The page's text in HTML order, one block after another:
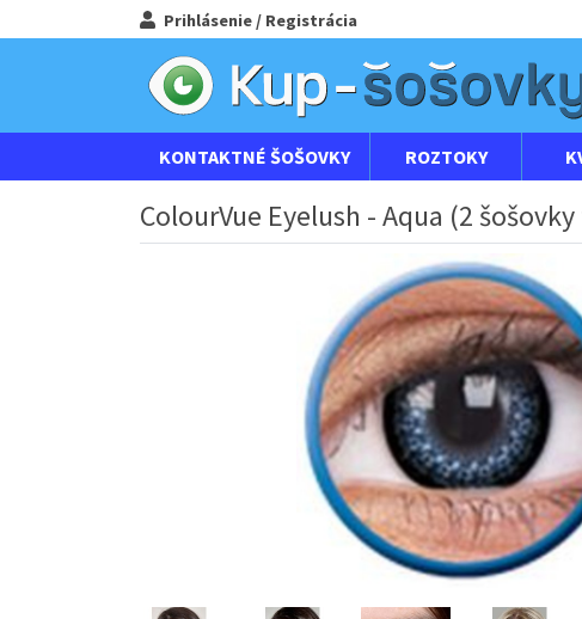
Prihlásenie / Registrácia
KONTAKTNÉ ŠOŠOVKY ROZTOKY
ColourVue Eyelush - Aqua (2